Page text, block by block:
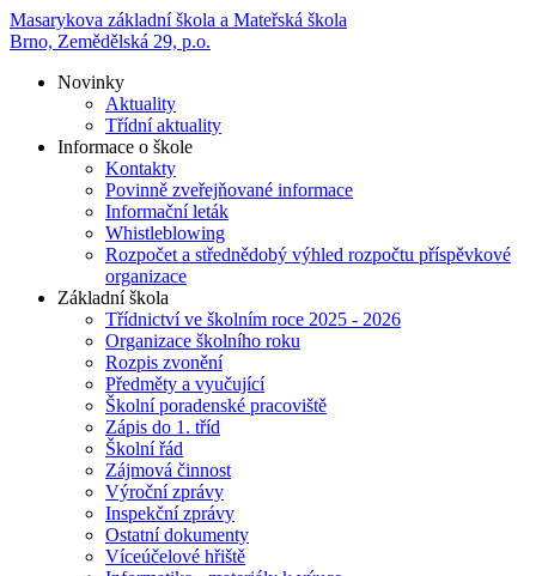
Masarykova základní škola a Mateřská škola
Brno, Zemědělská 29, p.o.
Novinky
Aktuality
Třídní aktuality
Informace o škole
Kontakty
Povinně zveřejňované informace
Informační leták
Whistleblowing
Rozpočet a střednědobý výhled rozpočtu příspěvkové
organizace
Základní škola
Třídnictví ve školním roce 2025 - 2026
Organizace školního roku
Rozpis zvonění
Předměty a vyučující
Školní poradenské pracoviště
Zápis do 1. tříd
Školní řád
Zájmová činnost
Výroční zprávy
Inspekční zprávy
Ostatní dokumenty
Víceúčelové hřiště